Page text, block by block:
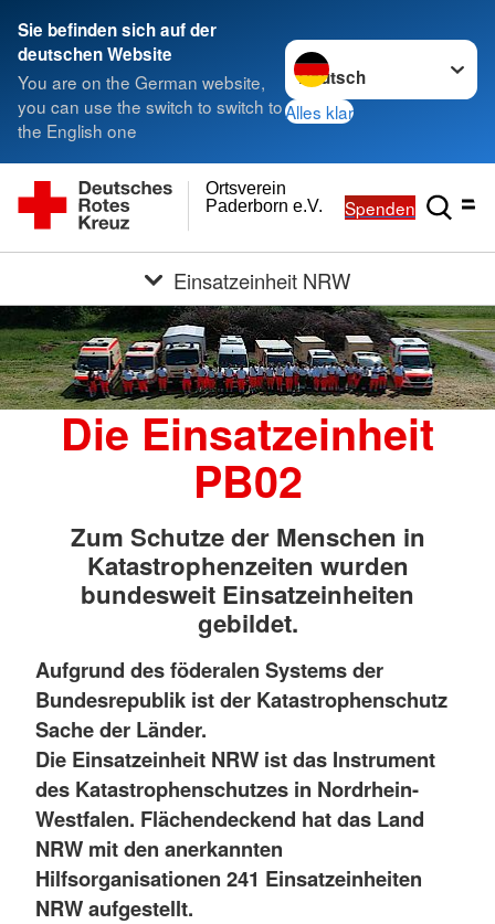
Sie befinden sich auf der
deutschen Website
You are on the German website,
you can use the switch to switch to
the English one
Sprache wechseln zu
Alles klar
Paderborn e.V.
Ortsverein
Spenden
Einsatzeinheit NRW
Die Einsatzeinheit
PB02
Zum Schutze der Menschen in
Katastrophenzeiten wurden
bundesweit Einsatzeinheiten
gebildet.
Aufgrund des föderalen Systems der
Bundesrepublik ist der Katastrophenschutz
Sache der Länder.
Die Einsatzeinheit NRW ist das Instrument
des Katastrophenschutzes in Nordrhein-
Westfalen. Flächendeckend hat das Land
NRW mit den anerkannten
Hilfsorganisationen 241 Einsatzeinheiten
NRW aufgestellt.